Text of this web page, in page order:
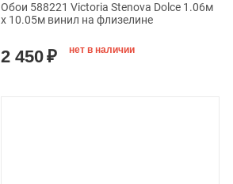
Обои 588221 Victoria Stenova Dolce 1.06м
x 10.05м винил на флизелине
2 450₽ нет в наличии